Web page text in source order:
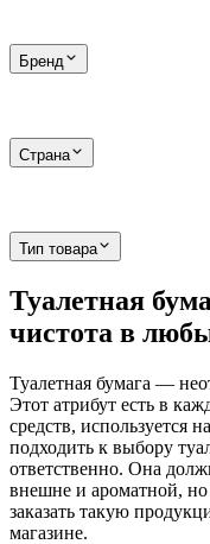
Бренд
Страна
Тип товара
Туалетная
чистота в
Туалетная бумага —
Этот атрибут есть в
средств, используется
подходить к выбору
ответственно. Она
внешне и ароматной,
заказать такую
магазине.